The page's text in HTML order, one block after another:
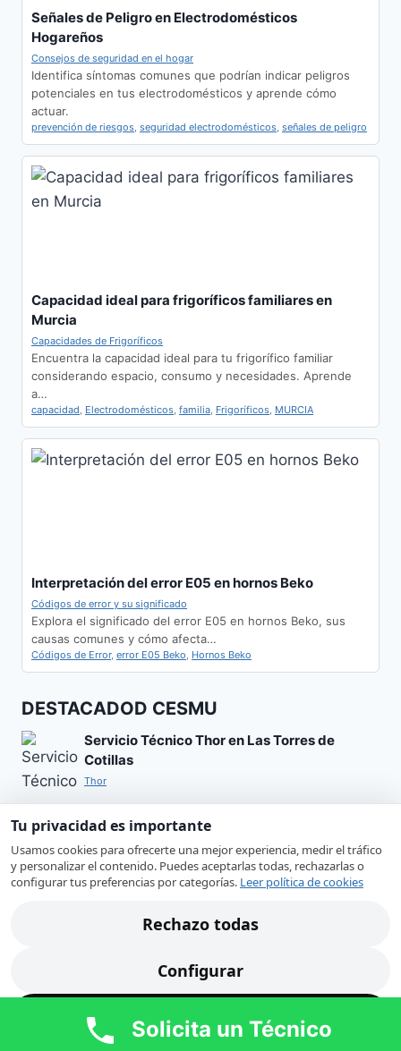
Señales de Peligro en Electrodomésticos
Hogareños
Consejos de seguridad en el hogar
Identifica síntomas comunes que podrían indicar peligros
potenciales en tus electrodomésticos y aprende cómo
actuar.
prevención de riesgos seguridad electrodomésticos señales de peligro
Capacidad ideal para frigoríficos familiares en
Murcia
Capacidades de Frigoríficos
Encuentra la capacidad ideal para tu frigorífico familiar
considerando espacio, consumo y necesidades. Aprende
a…
capacidad Electrodomésticos familia Frigoríficos MURCIA
Interpretación del error E05 en hornos Beko
Códigos de error y su significado
Explora el significado del error E05 en hornos Beko, sus
causas comunes y cómo afecta…
Códigos de Error, error E05 Beko Hornos Beko
DESTACADOD CESMU
Servicio Técnico Thor en Las Torres de
Cotillas
Thor
Samsung
Códigos de error y su significado
Lavadora que no desagua: causas frecuentes
Problemas frecuentes por electrodoméstico
Servicio Técnico Renova en Molina de Segura
Factores clave para decidir reparar o
Tu privacidad es importante
Usamos cookies para ofrecerte una mejor experiencia, medir el tráfico
y personalizar el contenido. Puedes aceptarlas todas, rechazarlas o
configurar tus preferencias por categorías. Leer política de cookies
Rechazo todas
Configurar
Acepto todas
Solicita un Técnico